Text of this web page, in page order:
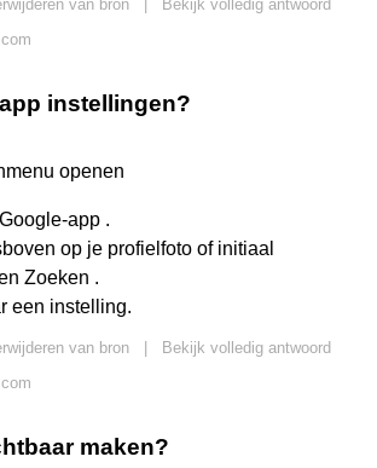
van bron
Bekijk volledig antwoord
instellingen?
openen
app .
op je profielfoto of initiaal
Zoeken .
een instelling.
van bron
Bekijk volledig antwoord
maken?